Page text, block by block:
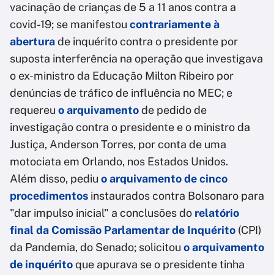
vacinação de crianças de 5 a 11 anos contra a
covid-19; se manifestou contrariamente à
aberturade inquérito contra o presidente por
suposta interferência na operação que investigava
o ex-ministro da Educação Milton Ribeiro por
denúncias de tráfico de influência no MEC; e
requereu o arquivamentode pedido de
investigação contra o presidente e o ministro da
Justiça, Anderson Torres, por conta de uma
motociata em Orlando, nos Estados Unidos.
Além disso, pediu o arquivamento de cinco
procedimentos instaurados contra Bolsonaro para
"dar impulso inicial" a conclusões do relatório
final da Comissão Parlamentar de Inquérito (CPI)
da Pandemia, do Senado; solicitou o arquivamento
de inquéritoque apurava se o presidente tinha